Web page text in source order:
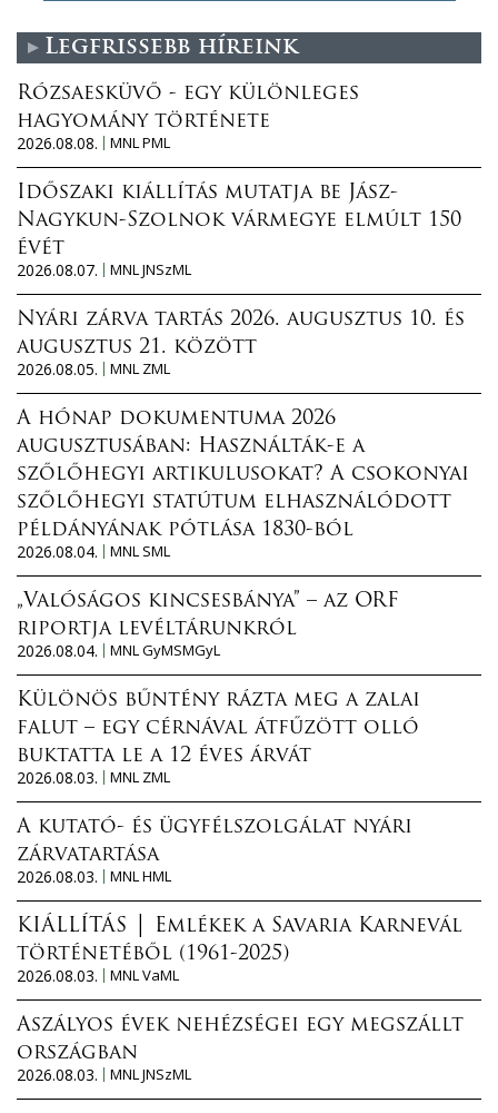
Legfrissebb híreink
Rózsaesküvő - egy különleges
hagyomány története
2026.08.08.
MNL PML
Időszaki kiállítás mutatja be Jász-
Nagykun-Szolnok vármegye elmúlt 150
évét
2026.08.07.
MNL JNSzML
Nyári zárva tartás 2026. augusztus 10. és
augusztus 21. között
2026.08.05.
MNL ZML
A hónap dokumentuma 2026
augusztusában: Használták-e a
szőlőhegyi artikulusokat? A csokonyai
szőlőhegyi statútum elhasználódott
példányának pótlása 1830-ból
2026.08.04.
MNL SML
„Valóságos kincsesbánya” – az ORF
riportja levéltárunkról
2026.08.04.
MNL GyMSMGyL
Különös bűntény rázta meg a zalai
falut – egy cérnával átfűzött olló
buktatta le a 12 éves árvát
2026.08.03.
MNL ZML
A kutató- és ügyfélszolgálat nyári
zárvatartása
2026.08.03.
MNL HML
KIÁLLÍTÁS │ Emlékek a Savaria Karnevál
történetéből (1961-2025)
2026.08.03.
MNL VaML
Aszályos évek nehézségei egy megszállt
országban
2026.08.03.
MNL JNSzML